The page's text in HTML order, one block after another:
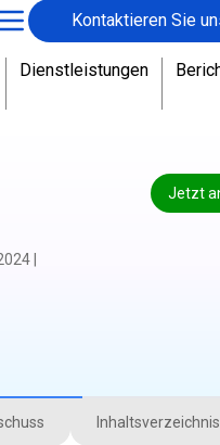
Kontaktieren Sie
Dienstleistungen
Jetzt
|
Inhaltsverzeichnis